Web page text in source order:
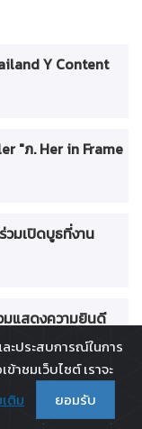
Y Content
"ภ. Her in Frame
มเปิดบูธที่งาน
แสดงความยินดี
พระกรุณาโปรด
ะประสบการณ์ในการ
าชมเว็บไซต์ เราจะ
ติม ยอมรับ